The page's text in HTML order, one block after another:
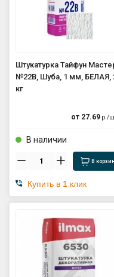
GPS
90123
Штукатурка Тайфун
№22В, Шуба, 1 мм, БЕЛАЯ,
кг
от 27.69 р./
В наличии
В
Купить в 1 клик